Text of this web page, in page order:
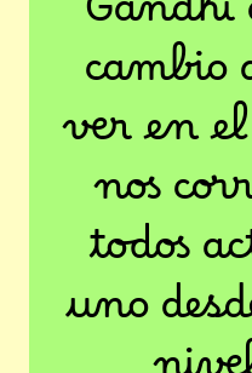
Gandhi
cambio
ver en
nos
todos
uno